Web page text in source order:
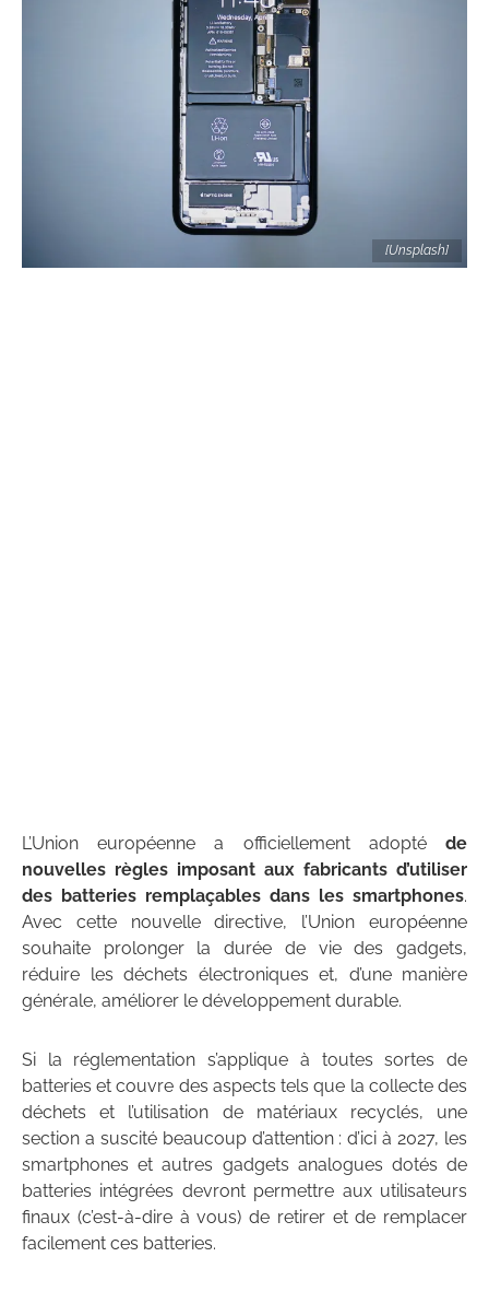
[Unsplash]
L’Union européenne a officiellement adopté de
nouvelles règles imposant aux fabricants d’utiliser
des batteries remplaçables dans les smartphones.
Avec cette nouvelle directive, l’Union européenne
souhaite prolonger la durée de vie des gadgets,
réduire les déchets électroniques et, d’une manière
générale, améliorer le développement durable.
Si la réglementation s’applique à toutes sortes de
batteries et couvre des aspects tels que la collecte des
déchets et l’utilisation de matériaux recyclés, une
section a suscité beaucoup d’attention : d’ici à 2027, les
smartphones et autres gadgets analogues dotés de
batteries intégrées devront permettre aux utilisateurs
finaux (c’est-à-dire à vous) de retirer et de remplacer
facilement ces batteries.